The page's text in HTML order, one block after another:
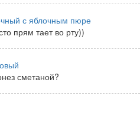
с яблочным пюре
прям тает во рту))
сметаной?